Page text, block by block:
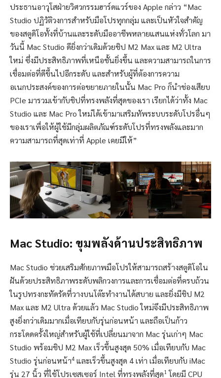
ประธานอาวุโสฝ่ายวิศวกรรมฮาร์ดแวร์ของ Apple กล่าว “Mac
Studio ปฏิวัติวงการสำหรับมือโปรทุกกลุ่ม และเป็นหัวใจสำคัญ
ของสตูดิโอทั้งที่บ้านและระดับมืออาชีพหลายแสนแห่งทั่วโลก มา
วันนี้ Mac Studio ดียิ่งกว่าเดิมด้วยชิป M2 Max และ M2 Ultra
ใหม่ ซึ่งมีประสิทธิภาพที่เหนือชั้นยิ่งขึ้น และความสามารถในการ
เชื่อมต่อที่ดีขึ้นไปอีกระดับ และสำหรับผู้ที่ต้องการความ
อเนกประสงค์ของการต่อขยายภายในนั้น Mac Pro ก็นำช่องเสียบ
PCIe มารวมเข้ากับชิปที่ทรงพลังที่สุดของเรา เรียกได้ว่าทั้ง Mac
Studio และ Mac Pro ใหม่ได้เข้ามาเสริมทัพระบบระดับโปรอื่นๆ
ของเราเพื่อให้ผู้ใช้มีกลุ่มผลิตภัณฑ์ระดับโปรที่ทรงพลังและมาก
ความสามารถที่สุดเท่าที่ Apple เคยมีให้”
Mac Studio: ขุมพลังด้านประสิทธิภาพ
Mac Studio ช่วยเสริมศักยภาพมือโปรให้สามารถสร้างสตูดิโอใน
ฝันด้วยประสิทธิภาพระดับพลิกวงการและการเชื่อมต่อที่ครบถ้วน
ในรูปทรงกะทัดรัดที่วางบนโต๊ะทำงานได้สบาย และยิ่งมีชิป M2
Max และ M2 Ultra ด้วยแล้ว Mac Studio ใหม่จึงมีประสิทธิภาพ
สูงยิ่งกว่าเดิมมากเมื่อเทียบกับรุ่นก่อนหน้า และถือเป็นก้าว
กระโดดครั้งใหญ่สำหรับผู้ใช้ที่เปลี่ยนมาจาก Mac รุ่นเก่าๆ Mac
Studio พร้อมชิป M2 Max เร็วขึ้นสูงสุด 50% เมื่อเทียบกับ Mac
Studio รุ่นก่อนหน้า4 และเร็วขึ้นสูงสุด 4 เท่า เมื่อเทียบกับ iMac
รุ่น 27 นิ้ว ที่ใช้โปรเซสเซอร์ Intel ที่ทรงพลังที่สุด1 โดยมี CPU